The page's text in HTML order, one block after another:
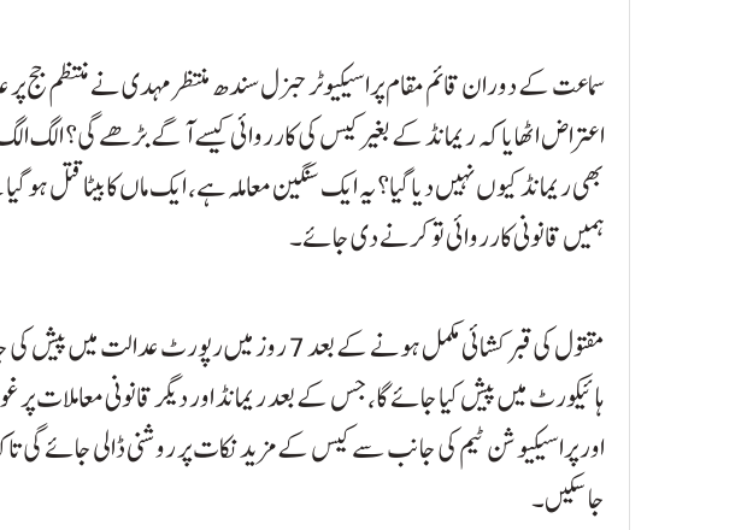
سماعت کے دوران قائم مقام پراسیکیوٹر جنرل سندھ منتظر مہدی نے منتظم جج پر
اعتراض اٹھایا کہ ریمانڈ کے بغیر کیس کی کارروائی کیسے آگے بڑھے گی؟ الگ
بھی ریمانڈ کیوں نہیں دیا گیا؟ یہ ایک سنگین معاملہ ہے، ایک ماں کا بیٹا قتل
ہمیں قانونی کارروائی تو کرنے دی جائے۔
مقتول کی قبر کشائی مکمل ہونے کے بعد 7 روز میں
ہائیکورٹ میں پیش کیا جائے گا، جس کے بعد ریمانڈ اور دیگر قانونی معاملات پر
اور پراسیکیوشن ٹیم کی جانب سے کیس کے مزید نکات پر روشنی ڈالی جائے
جا سکیں۔